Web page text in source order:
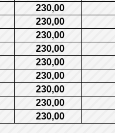
230,00
230,00
230,00
230,00
230,00
230,00
230,00
230,00
230,00